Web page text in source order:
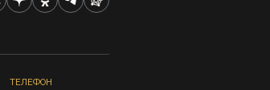
ТЕЛЕФОН